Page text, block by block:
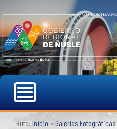
Ruta: Inicio » Galerías Fotográficas